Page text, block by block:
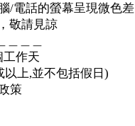
/電話的螢幕呈現微色差
敬請見諒
工作天
以上,並不包括假日)
策